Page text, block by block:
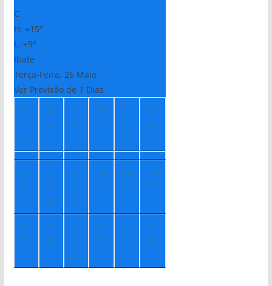
C
H: +15°
L: +9°
Ibate
Terça-Feira, 26 Maio
Ver Previsão de 7 Dias
Q
u
a
Q
ui
S
ex
Sá
b
D
o
m
Se
g
+
1
8°
+
2
0°
+
2
1°
+2
1°
+2
2°
+2
2°
+
7°
+
8°
+
1
0°
+1
1°
+1
2°
+1
4°